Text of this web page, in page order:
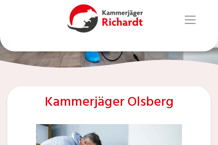
Kammerjäger Olsberg